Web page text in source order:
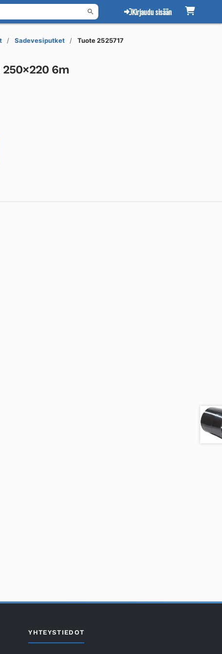
Kirjaudu sisään
Sadevesiputket Tuote 2525717
250×220 6m
YHTEYSTIEDOT